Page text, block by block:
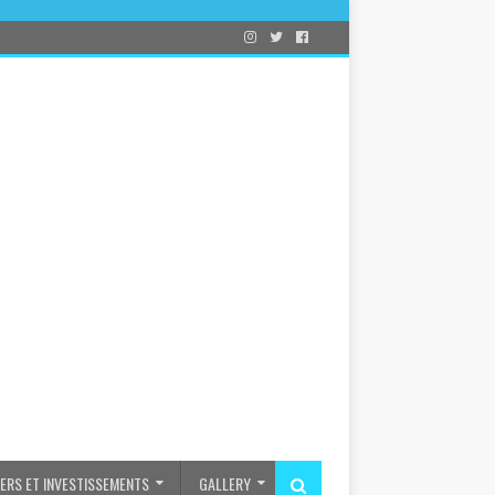
ET INVESTISSEMENTS GALLERY